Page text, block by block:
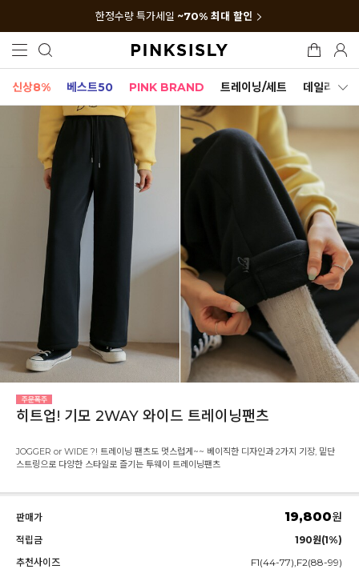
한정수량 특가세일 ~70% 최대 할인
신상8% 베스트50 PINK BRAND 트레이닝/세트 데일리세트
히트업! 기모 2WAY 와이드 트레이닝팬츠
JOGGER or WIDE ?! 트레이닝 팬츠도 멋스럽게~~ 베이직한 디자인과 2가지 기장, 밑단
스트링으로 다양한 스타일로 즐기는 투웨이 트레이닝팬츠
판매가 19,800원
적립금
190원(1%)
추천사이즈
F1(44-77),F2(88-99)